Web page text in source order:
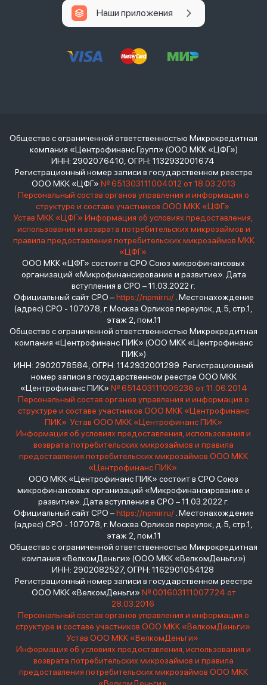
Наши приложения
Общество с ограниченной ответственностью Микрокредитная
компания «Центрофинанс Групп» (ООО МКК «ЦФГ»)
ИНН: 2902076410, ОГРН: 1132932001674
Регистрационный номер записи в государственном реестре
ООО МКК «ЦФГ» № 651303111004012 от 18.03.2013
Персональный состав органов управления и информация о
структуре и составе участников ООО МКК «ЦФГ»
Устав МКК «ЦФГ» Информация об условиях предоставления,
использования и возврата потребительских микрозаймов и
правила предоставления потребительских микрозаймов МКК
«ЦФГ»
ООО МКК «ЦФГ» состоит в СРО Союз микрофинансовых
организаций «Микрофинансирование и развитие». Дата
вступления в СРО – 11.03.2022 г.
Официальный сайт СРО –https://npmir.ru/. Местонахождение
(адрес) СРО - 107078, г. Москва Орликов переулок, д.5, стр.1,
этаж 2, пом.11
Общество с ограниченной ответственностью Микрокредитная
компания «Центрофинанс ПИК» (ООО МКК «Центрофинанс
ПИК»)
ИНН: 2902078584, ОГРН: 1142932001299 Регистрационный
номер записи в государственном реестре ООО МКК
«Центрофинанс ПИК» № 651403111005236 от 11.06.2014
Персональный состав органов управления и информация о
структуре и составе участников ООО МКК «Центрофинанс
ПИК» Устав ООО МКК «Центрофинанс ПИК»
Информация об условиях предоставления, использования и
возврата потребительских микрозаймов и правила
предоставления потребительских микрозаймов ООО МКК
«Центрофинанс ПИК»
ООО МКК «Центрофинанс ПИК» состоит в СРО Союз
микрофинансовых организаций «Микрофинансирование и
развитие». Дата вступления в СРО – 11.03.2022 г.
Официальный сайт СРО –https://npmir.ru/. Местонахождение
(адрес) СРО - 107078, г. Москва Орликов переулок, д.5, стр.1,
этаж 2, пом.11
Общество с ограниченной ответственностью Микрокредитная
компания «ВелкомДеньги» (ООО МКК «ВелкомДеньги»)
ИНН: 2902082527, ОГРН: 1162901054128
Регистрационный номер записи в государственном реестре
ООО МКК «ВелкомДеньги» № 001603111007724 от
28.03.2016
Персональный состав органов управления и информация о
структуре и составе участников ООО МКК «ВелкомДеньги»
Устав ООО МКК «ВелкомДеньги»
Информация об условиях предоставления, использования и
возврата потребительских микрозаймов и правила
предоставления потребительских микрозаймов ООО МКК